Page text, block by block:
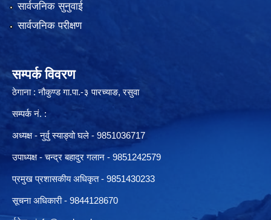
सार्वजनिक सुनुवाई
सार्वजनिक परीक्षण
सम्पर्क विवरण
ठेगाना : नौकुण्ड गा.पा.-३ पारच्याङ, रसुवा
सम्पर्क नं. :
अध्यक्ष - नुर्वु स्याङ्वो घले - 9851036717
उपाध्यक्ष - चन्द्र बहादुर गलान - 9851242579
प्रमुख प्रशासकीय अधिकृत - 9851430233
सूचना अधिकारी - 9844128670